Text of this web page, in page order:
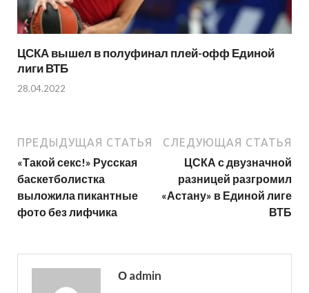
ЦСКА вышел в полуфинал плей-офф Единой
лиги ВТБ
28.04.2022
ПРЕДЫДУЩАЯ СТАТЬЯ
«Такой секс!» Русская
баскетболистка
выложила пикантные
фото без лифчика
СЛЕДУЮЩАЯ СТАТЬЯ
ЦСКА с двузначной
разницей разгромил
«Астану» в Единой лиге
ВТБ
О admin